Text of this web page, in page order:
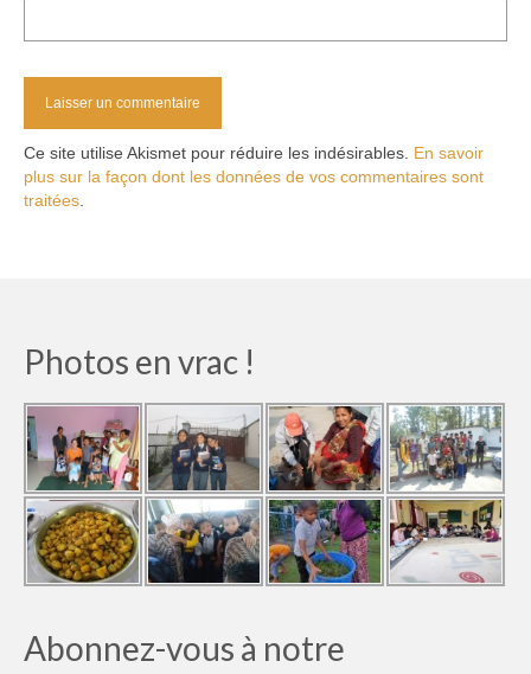
Ce site utilise Akismet pour réduire les indésirables. En savoir
plus sur la façon dont les données de vos commentaires sont
traitées
Photos en vrac !
Abonnez-vous à notre